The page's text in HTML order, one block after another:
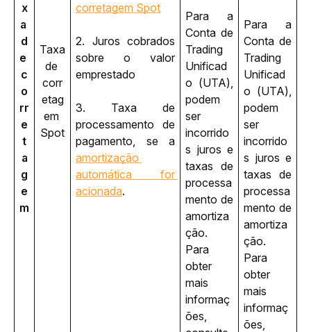
x
a
d
e
c
o
rr
e
t
a
g
e
m
Taxa
de
corr
etag
em
Spot
corretagem Spot
2. Juros cobrados
sobre o valor
emprestado
3. Taxa de
processamento de
amortização
automática for
acionada.
Para a
Conta de
Trading
Unificad
o (UTA),
podem
ser
incorrido
s juros e
taxas de
processa
mento de
amortiza
ção.
Para
obter
mais
informaç
ões,
Para a
Conta de
Trading
Unificad
o (UTA),
podem
ser
incorrido
s juros e
taxas de
processa
mento de
amortiza
ção.
Para
obter
mais
informaç
ões,